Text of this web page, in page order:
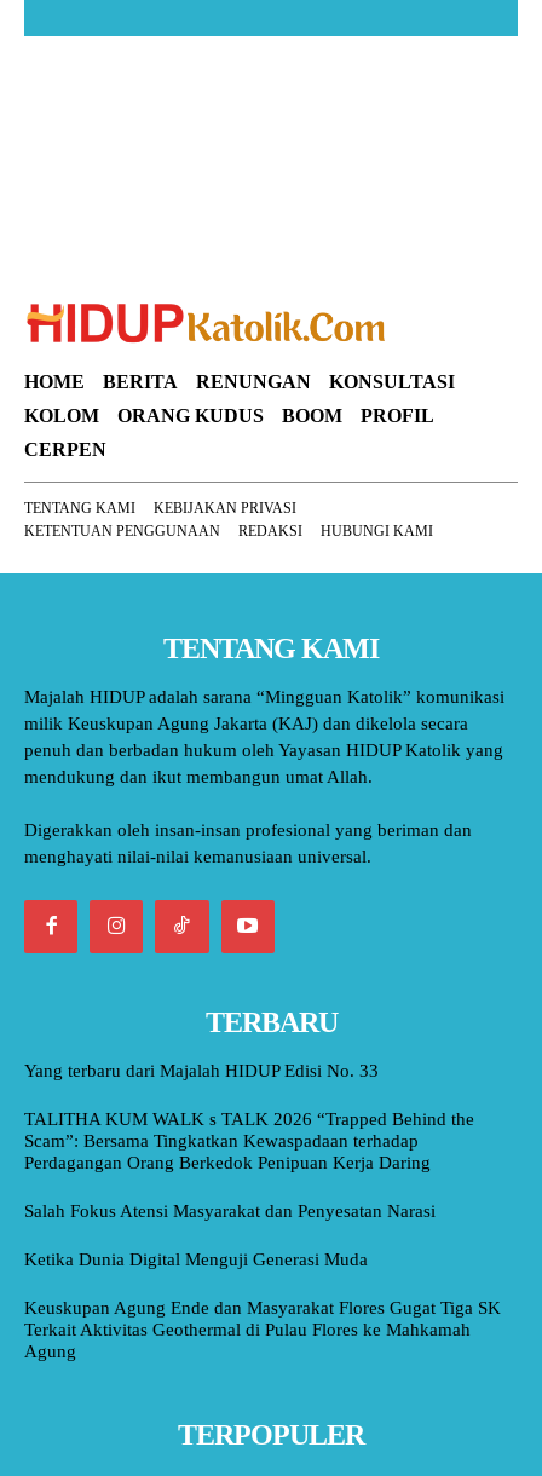
HOME BERITA RENUNGAN
KONSULTASI
KOLOM
ORANG KUDUS BOOM
PROFIL
CERPEN
TENTANG KAMI
KEBIJAKAN PRIVASI
KETENTUAN PENGGUNAAN
REDAKSI HUBUNGI KAMI
TENTANG KAMI
Majalah HIDUP adalah sarana “Mingguan Katolik” komunikasi
milik Keuskupan Agung Jakarta (KAJ) dan dikelola secara
penuh dan berbadan hukum oleh Yayasan HIDUP Katolik yang
mendukung dan ikut membangun umat Allah.
Digerakkan oleh insan-insan profesional yang beriman dan
menghayati nilai-nilai kemanusiaan universal.
TERBARU
Yang terbaru dari Majalah HIDUP Edisi No. 33
TALITHA KUM WALK s TALK 2026 “Trapped Behind the
Scam”: Bersama Tingkatkan Kewaspadaan terhadap
Perdagangan Orang Berkedok Penipuan Kerja Daring
Salah Fokus Atensi Masyarakat dan Penyesatan Narasi
Ketika Dunia Digital Menguji Generasi Muda
Keuskupan Agung Ende dan Masyarakat Flores Gugat Tiga SK
Terkait Aktivitas Geothermal di Pulau Flores ke Mahkamah
Agung
TERPOPULER